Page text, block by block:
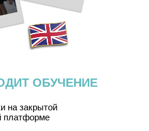
ОБУЧЕНИЕ
на закрытой
платформе